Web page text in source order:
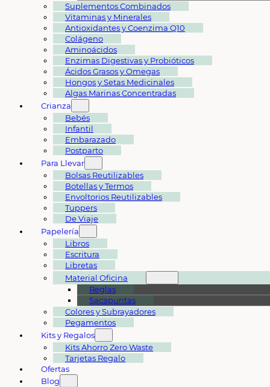
Suplementos Combinados
Vitaminas y Minerales
Antioxidantes y Coenzima Q10
Colágeno
Aminoácidos
Enzimas Digestivas y Probióticos
Ácidos Grasos y Omegas
Hongos y Setas Medicinales
Algas Marinas Concentradas
Crianza
Bebés
Infantil
Embarazado
Postparto
Para Llevar
Bolsas Reutilizables
Botellas y Termos
Envoltorios Reutilizables
Tuppers
De Viaje
Papelería
Libros
Escritura
Libretas
Material Oficina
Reglas
Sacapuntas
Colores y Subrayadores
Pegamentos
Kits y Regalos
Kits Ahorro Zero Waste
Tarjetas Regalo
Ofertas
Blog